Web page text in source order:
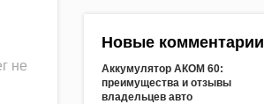
не
Новые комментарии
Аккумулятор АКОМ 60:
преимущества и отзывы
владельцев авто